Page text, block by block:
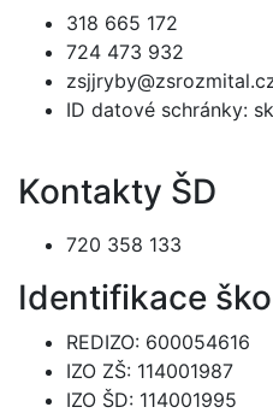
318 665 172
724 473 932
ID datové schránky:
Kontakty ŠD
720 358 133
Identifikace
REDIZO: 600054616
IZO ZŠ: 114001987
IZO ŠD: 114001995